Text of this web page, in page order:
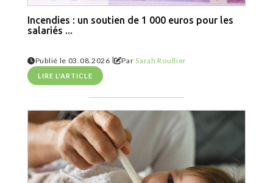
Incendies : un soutien de 1 000 euros pour les
salariés ...
Publié le 03.08.2026 | ParSarah Roullier
LIRE L'ARTICLE